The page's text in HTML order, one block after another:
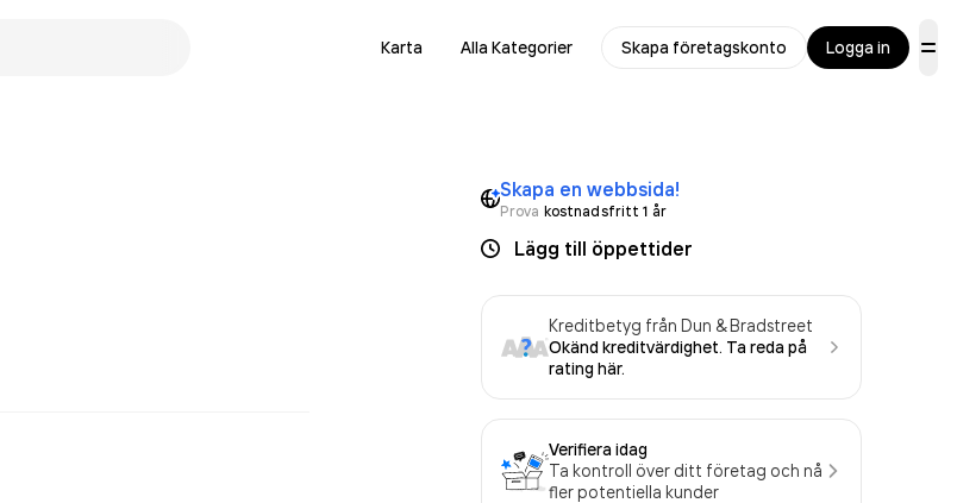
Karta Alla Kategorier Skapa företagskonto Logga in
Skapa en webbsida!
Prova kostnadsfritt 1 år
Lägg till öppettider
Kreditbetyg från Dun & Bradstreet
Okänd kreditvärdighet. Ta reda på
rating här.
Verifiera idag
Ta kontroll över ditt företag och nå
fler potentiella kunder